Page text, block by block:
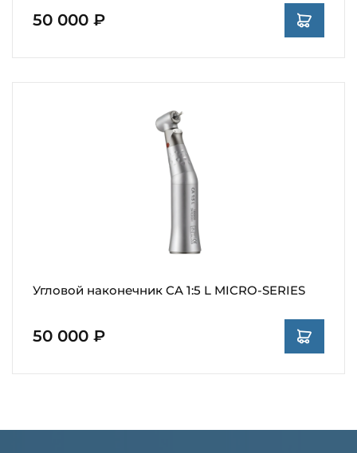
50 000 ₽
Угловой наконечник CA 1:5 L MICRO-SERIES
50 000 ₽